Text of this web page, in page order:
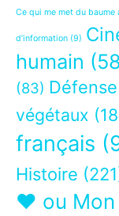
Ce qui me met du baume
d’information (9)
humain
(83) Défense
végétaux
français
Histoire
❤ ou Mon